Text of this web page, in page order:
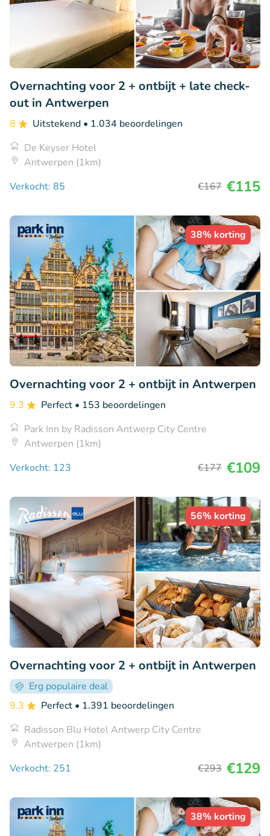
Overnachting voor 2 + ontbijt + late check-
out in Antwerpen
8 Uitstekend • 1.034 beoordelingen
De Keyser Hotel
Antwerpen (1km)
Verkocht: 85
€167 €115
38% korting
Overnachting voor 2 + ontbijt in Antwerpen
9.3 Perfect • 153 beoordelingen
Park Inn by Radisson Antwerp City Centre
Antwerpen (1km)
Verkocht: 123
€177 €109
56% korting
Overnachting voor 2 + ontbijt in Antwerpen
Erg populaire deal
9.3
Perfect • 1.391 beoordelingen
Radisson Blu Hotel Antwerp City Centre
Antwerpen (1km)
Verkocht: 251
€293 €129
38% korting